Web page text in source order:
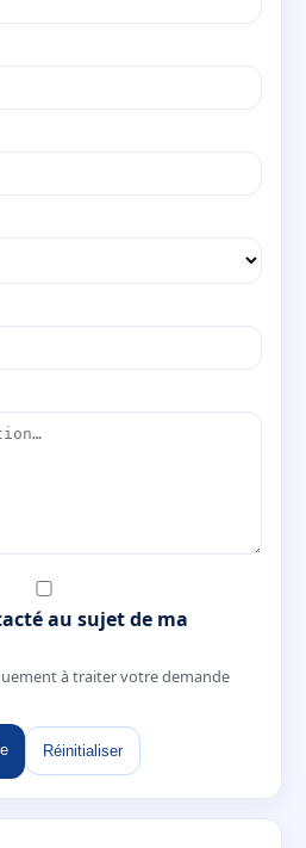
au sujet de ma
à traiter votre demande
Réinitialiser